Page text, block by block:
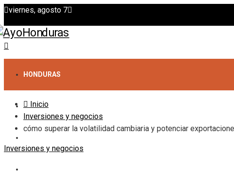
viernes, agosto 7
HONDURAS
CIENCIA Y TECNOLOGÍA
Inicio
Inversiones y negocios
cómo superar la volatilidad cambiaria y potenciar
Inversiones y negocios